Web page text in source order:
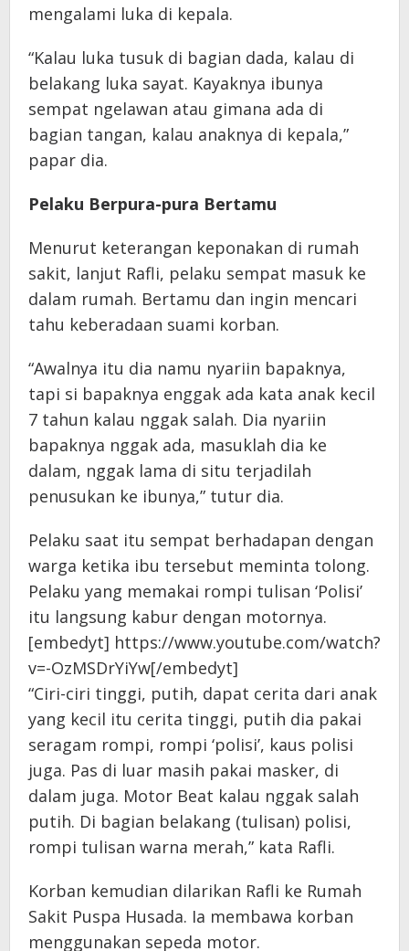
mengalami luka di kepala.
“Kalau luka tusuk di bagian dada, kalau di
belakang luka sayat. Kayaknya ibunya
sempat ngelawan atau gimana ada di
bagian tangan, kalau anaknya di kepala,”
papar dia.
Pelaku Berpura-pura Bertamu
Menurut keterangan keponakan di rumah
sakit, lanjut Rafli, pelaku sempat masuk ke
dalam rumah. Bertamu dan ingin mencari
tahu keberadaan suami korban.
“Awalnya itu dia namu nyariin bapaknya,
tapi si bapaknya enggak ada kata anak kecil
7 tahun kalau nggak salah. Dia nyariin
bapaknya nggak ada, masuklah dia ke
dalam, nggak lama di situ terjadilah
penusukan ke ibunya,” tutur dia.
Pelaku saat itu sempat berhadapan dengan
warga ketika ibu tersebut meminta tolong.
Pelaku yang memakai rompi tulisan ‘Polisi’
itu langsung kabur dengan motornya.
[embedyt] https://www.youtube.com/watch?
v=-OzMSDrYiYw[/embedyt]
“Ciri-ciri tinggi, putih, dapat cerita dari anak
yang kecil itu cerita tinggi, putih dia pakai
seragam rompi, rompi ‘polisi’, kaus polisi
juga. Pas di luar masih pakai masker, di
dalam juga. Motor Beat kalau nggak salah
putih. Di bagian belakang (tulisan) polisi,
rompi tulisan warna merah,” kata Rafli.
Korban kemudian dilarikan Rafli ke Rumah
Sakit Puspa Husada. Ia membawa korban
menggunakan sepeda motor.